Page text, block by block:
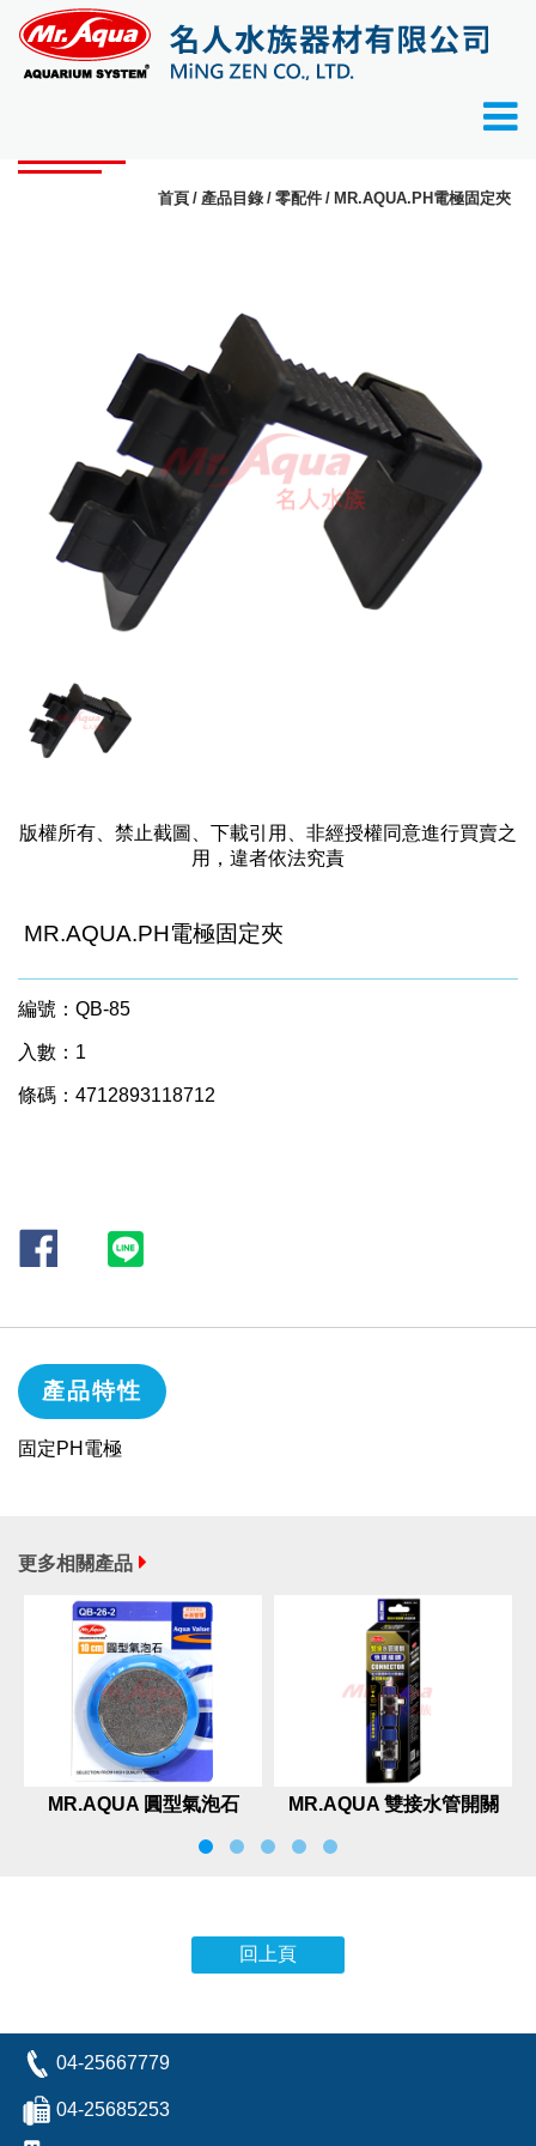
首頁 產品目錄 零配件 MR.AQUA.PH電極固定夾
版權所有、禁止截圖、下載引用、非經授權同意進行買賣之
用，違者依法究責
MR.AQUA.PH電極固定夾
編號：QB-85
入數：1
條碼：4712893118712
產品特性
固定PH電極
更多相關產品
MR.AQUA 圓型氣泡石
MR.AQUA 雙接水管開關
回上頁
04-25667779
04-25685253